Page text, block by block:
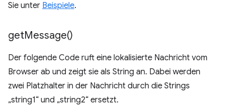
Sie unter Beispiele.
getMessage()
Der folgende Code ruft eine lokalisierte Nachricht vom
Browser ab und zeigt sie als String an. Dabei werden
zwei Platzhalter in der Nachricht durch die Strings
„string1“ und „string2“ ersetzt.